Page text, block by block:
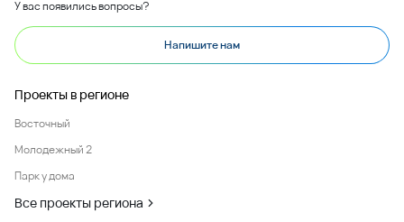
У вас появились вопросы?
Напишите нам
Проекты в регионе
Восточный
Молодежный 2
Парк у дома
Все проекты региона